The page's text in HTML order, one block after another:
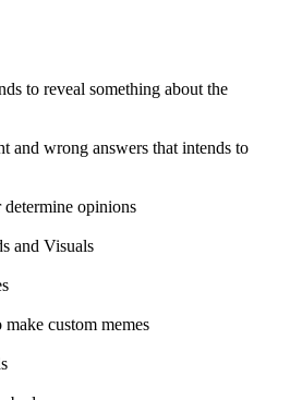
to reveal something about the
and wrong answers that intends to
opinions
and Visuals
custom memes